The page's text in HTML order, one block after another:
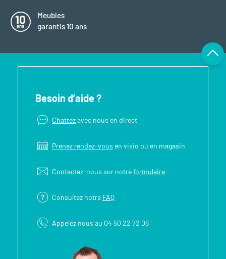
Meubles
garantis 10 ans
Besoin d’aide ?
Chattezavec nous en direct
Prenez rendez-vous en visio ou en magasin
Contactez-nous sur notreformulaire
Consultez notre FAQ
Appelez nous au 04 50 22 72 06